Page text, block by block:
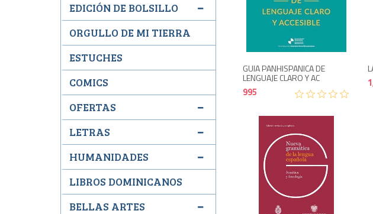
GUIA PANHISPANICA DE
LENGUAJE CLARO Y AC
995
EDICIÓN DE BOLSILLO
ORGULLO DE MI TIERRA
ESTUCHES
COMICS
OFERTAS
LETRAS
HUMANIDADES
LIBROS DOMINICANOS
BELLAS ARTES